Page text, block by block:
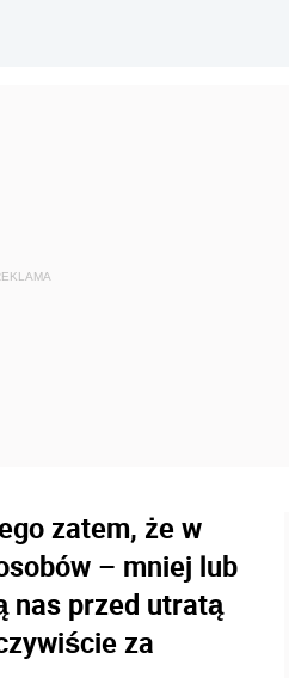
zatem, że w
– mniej lub
nas przed utratą
za